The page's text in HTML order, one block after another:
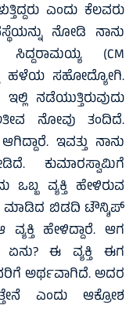
ಎಂದು ಕೆಲವರು
ನೋಡಿ ನಾನು
ಸಿದ್ದರಾಮಯ್ಯ (CM
ಹಳೆಯ ಸಹೋದ್ಯೋಗಿ.
ನಡೆಯುತ್ತಿರುವುದು
ನೋವು ತಂದಿದೆ.
ಇವತ್ತು ನಾನು
ಕುಮಾರಸ್ವಾಮಿಗೆ
ಒಬ್ಬ ವ್ಯಕ್ತಿ ಹೇಳಿರುವ
ಮಾಡಿದ ಬಿಡದಿ ಟೌನ್ಶಿಪ್
ವ್ಯಕ್ತಿ ಹೇಳಿದ್ದಾರೆ. ಆಗ
ಏನು? ಈ ವ್ಯಕ್ತಿ ಈಗ
ಅರ್ಥವಾಗಿದೆ. ಅದರ
ಎಂದು ಆಕ್ರೋಶ